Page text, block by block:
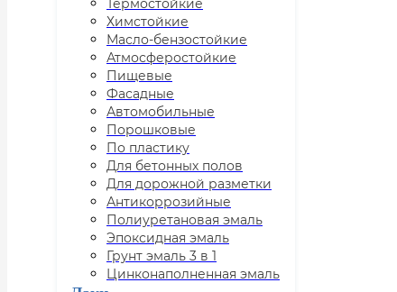
Термостойкие
Химстойкие
Масло-бензостойкие
Атмосферостойкие
Пищевые
Фасадные
Автомобильные
Порошковые
По пластику
Для бетонных полов
Для дорожной разметки
Антикоррозийные
Полиуретановая эмаль
Эпоксидная эмаль
Грунт эмаль 3 в 1
Цинконаполненная эмаль